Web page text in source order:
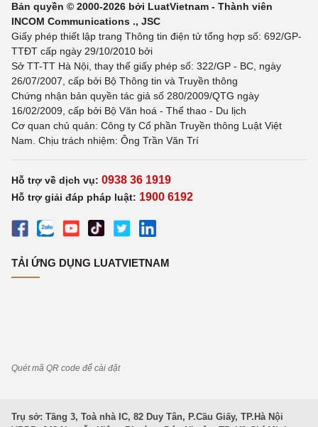
Bản quyền © 2000-2026 bởi LuatVietnam - Thành viên
INCOM Communications ., JSC
Giấy phép thiết lập trang Thông tin điện tử tổng hợp số: 692/GP-
TTĐT cấp ngày 29/10/2010 bởi
Sở TT-TT Hà Nội, thay thế giấy phép số: 322/GP - BC, ngày
26/07/2007, cấp bởi Bộ Thông tin và Truyền thông
Chứng nhận bản quyền tác giả số 280/2009/QTG ngày
16/02/2009, cấp bởi Bộ Văn hoá - Thể thao - Du lịch
Cơ quan chủ quản: Công ty Cổ phần Truyền thông Luật Việt
Nam. Chịu trách nhiệm: Ông Trần Văn Trí
Hỗ trợ về dịch vụ: 0938 36 1919
Hỗ trợ giải đáp pháp luật: 1900 6192
TẢI ỨNG DỤNG LUATVIETNAM
Quét mã QR code để cài đặt
Trụ sở: Tầng 3, Toà nhà IC, 82 Duy Tân, P.Cầu Giấy, TP.Hà Nội